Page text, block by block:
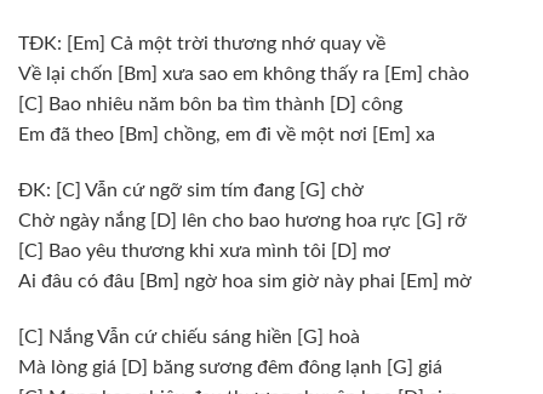
TĐK: [Em] Cả một trời thương nhớ quay về
Về lại chốn [Bm] xưa sao em không thấy ra [Em] chào
[C] Bao nhiêu năm bôn ba tìm thành [D] công
Em đã theo [Bm] chồng, em đi về một nơi [Em] xa
ĐK: [C] Vẫn cứ ngỡ sim tím đang [G] chờ
Chờ ngày nắng [D] lên cho bao hương hoa rực [G] rỡ
[C] Bao yêu thương khi xưa mình tôi [D] mơ
Ai đâu có đâu [Bm] ngờ hoa sim giờ này phai [Em] mờ
[C] Nắng Vẫn cứ chiếu sáng hiền [G] hoà
Mà lòng giá [D] băng sương đêm đông lạnh [G] giá